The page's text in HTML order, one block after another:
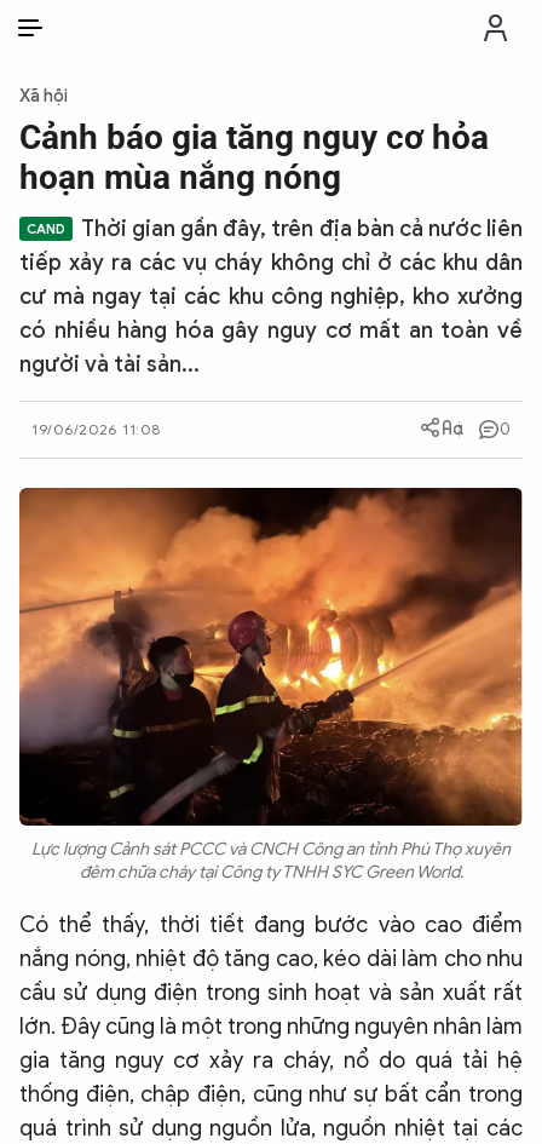
THỜI SỰ
CHỐNG DIỄN BIẾN HÒA BÌNH
CÔNG AN TRONG LÒNG DÂN
PHÁP LUẬT
CÔNG NGHỆ
VĂN HÓA - THỂ THAO
BẠN ĐỌC & CAND
ĐA PHƯƠNG TIỆN
Podcast
Infographic
Chuyên trang An ninh thế giới
Văn nghệ Công an
Chuyên đề
Xã hội
Cảnh báo gia tăng nguy cơ hỏa
hoạn mùa nắng nóng
Thời gian gần đây, trên địa bàn cả nước liên
tiếp xảy ra các vụ cháy không chỉ ở các khu dân
cư mà ngay tại các khu công nghiệp, kho xưởng
có nhiều hàng hóa gây nguy cơ mất an toàn về
người và tài sản...
19/06/2026 11:08 0
Lực lượng Cảnh sát PCCC và CNCH Công an tỉnh Phú Thọ xuyên
đêm chữa cháy tại Công ty TNHH SYC Green World.
Có thể thấy, thời tiết đang bước vào cao điểm
nắng nóng, nhiệt độ tăng cao, kéo dài làm cho nhu
cầu sử dụng điện trong sinh hoạt và sản xuất rất
lớn. Đây cũng là một trong những nguyên nhân làm
gia tăng nguy cơ xảy ra cháy, nổ do quá tải hệ
thống điện, chập điện, cũng như sự bất cẩn trong
quá trình sử dụng nguồn lửa, nguồn nhiệt tại các